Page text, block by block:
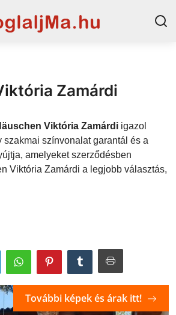
Zamárdi
Viktória Zamárdi igazol
szakmai színvonalat garantál és a
amelyeket szerződésben
Viktória Zamárdi a legjobb választás,
További képek és árak itt!